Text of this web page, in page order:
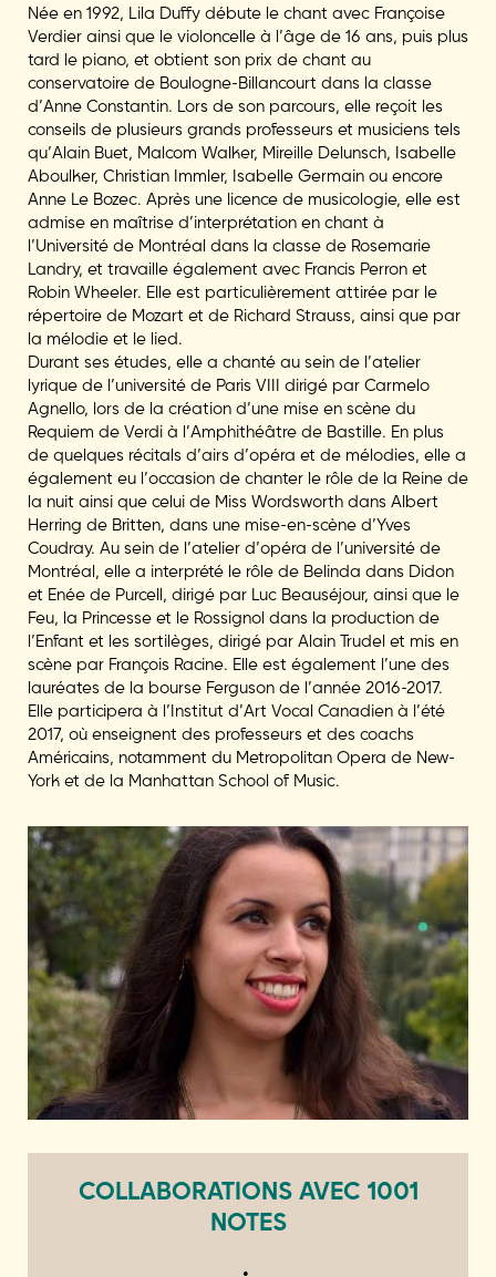
Née en 1992, Lila Duffy débute le chant avec Françoise
Verdier ainsi que le violoncelle à l’âge de 16 ans, puis plus
tard le piano, et obtient son prix de chant au
conservatoire de Boulogne-Billancourt dans la classe
d’Anne Constantin. Lors de son parcours, elle reçoit les
conseils de plusieurs grands professeurs et musiciens tels
qu’Alain Buet, Malcom Walker, Mireille Delunsch, Isabelle
Aboulker, Christian Immler, Isabelle Germain ou encore
Anne Le Bozec. Après une licence de musicologie, elle est
admise en maîtrise d’interprétation en chant à
l’Université de Montréal dans la classe de Rosemarie
Landry, et travaille également avec Francis Perron et
Robin Wheeler. Elle est particulièrement attirée par le
répertoire de Mozart et de Richard Strauss, ainsi que par
la mélodie et le lied.
Durant ses études, elle a chanté au sein de l’atelier
lyrique de l’université de Paris VIII dirigé par Carmelo
Agnello, lors de la création d’une mise en scène du
Requiem de Verdi à l’Amphithéâtre de Bastille. En plus
de quelques récitals d’airs d’opéra et de mélodies, elle a
également eu l’occasion de chanter le rôle de la Reine de
la nuit ainsi que celui de Miss Wordsworth dans Albert
Herring de Britten, dans une mise-en-scène d’Yves
Coudray. Au sein de l’atelier d’opéra de l’université de
Montréal, elle a interprété le rôle de Belinda dans Didon
et Enée de Purcell, dirigé par Luc Beauséjour, ainsi que le
Feu, la Princesse et le Rossignol dans la production de
l’Enfant et les sortilèges, dirigé par Alain Trudel et mis en
scène par François Racine. Elle est également l’une des
lauréates de la bourse Ferguson de l’année 2016-2017.
Elle participera à l’Institut d’Art Vocal Canadien à l’été
2017, où enseignent des professeurs et des coachs
Américains, notamment du Metropolitan Opera de New-
York et de la Manhattan School of Music.
COLLABORATIONS AVEC 1001
NOTES